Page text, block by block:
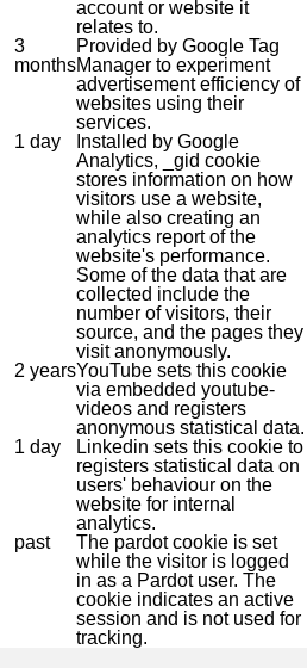
account or website it
relates to.
3
months
Provided by Google Tag
Manager to experiment
advertisement efficiency of
websites using their
services.
1 day
Installed by Google
Analytics, _gid cookie
stores information on how
visitors use a website,
while also creating an
analytics report of the
website's performance.
Some of the data that are
collected include the
number of visitors, their
source, and the pages they
visit anonymously.
2 yearsYouTube sets this cookie
via embedded youtube-
videos and registers
anonymous statistical data.
1 day
Linkedin sets this cookie to
registers statistical data on
users' behaviour on the
website for internal
analytics.
past
The pardot cookie is set
while the visitor is logged
in as a Pardot user. The
cookie indicates an active
session and is not used for
tracking.